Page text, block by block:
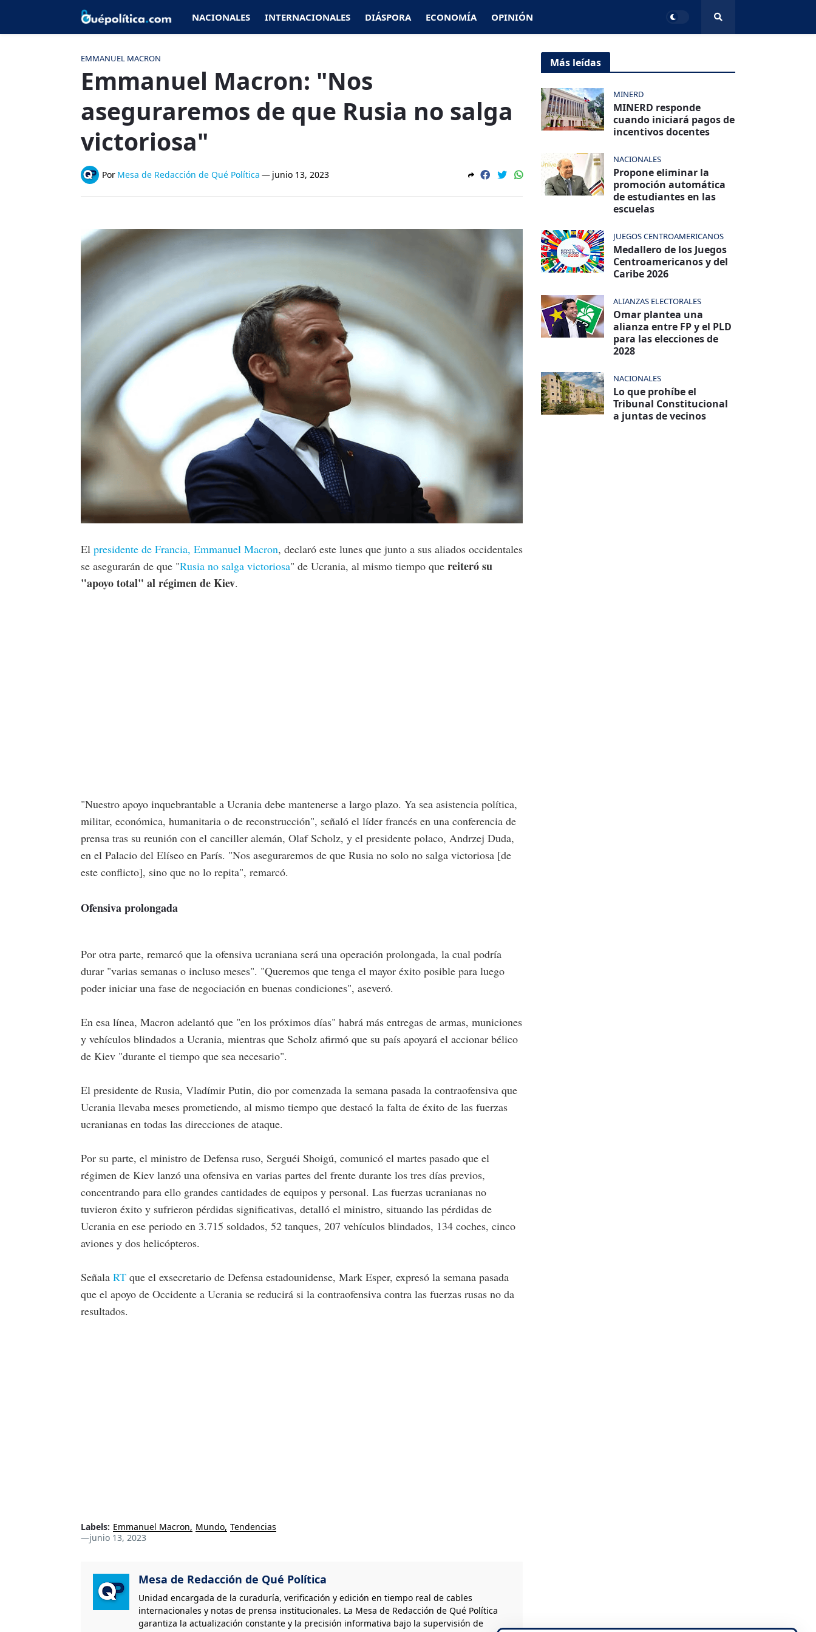
NACIONALES INTERNACIONALES DIÁSPORA ECONOMÍA OPINIÓN
EMMANUEL MACRON
Emmanuel Macron: "Nos
aseguraremos de que Rusia no salga
victoriosa"
Por Mesa de Redacción de Qué Política — junio 13, 2023
El presidente de Francia, Emmanuel Macron, declaró este lunes que junto a sus aliados occidentales
se asegurarán de que "Rusia no salga victoriosa" de Ucrania, al mismo tiempo que reiteró su
"apoyo total" al régimen de Kiev.
"Nuestro apoyo inquebrantable a Ucrania debe mantenerse a largo plazo. Ya sea asistencia política,
militar, económica, humanitaria o de reconstrucción", señaló el líder francés en una conferencia de
prensa tras su reunión con el canciller alemán, Olaf Scholz, y el presidente polaco, Andrzej Duda,
en el Palacio del Elíseo en París. "Nos aseguraremos de que Rusia no solo no salga victoriosa [de
este conflicto], sino que no lo repita", remarcó.
Ofensiva prolongada
Por otra parte, remarcó que la ofensiva ucraniana será una operación prolongada, la cual podría
durar "varias semanas o incluso meses". "Queremos que tenga el mayor éxito posible para luego
poder iniciar una fase de negociación en buenas condiciones", aseveró.
En esa línea, Macron adelantó que "en los próximos días" habrá más entregas de armas, municiones
y vehículos blindados a Ucrania, mientras que Scholz afirmó que su país apoyará el accionar bélico
de Kiev "durante el tiempo que sea necesario".
El presidente de Rusia, Vladímir Putin, dio por comenzada la semana pasada la contraofensiva que
Ucrania llevaba meses prometiendo, al mismo tiempo que destacó la falta de éxito de las fuerzas
ucranianas en todas las direcciones de ataque.
Por su parte, el ministro de Defensa ruso, Serguéi Shoigú, comunicó el martes pasado que el
régimen de Kiev lanzó una ofensiva en varias partes del frente durante los tres días previos,
concentrando para ello grandes cantidades de equipos y personal. Las fuerzas ucranianas no
tuvieron éxito y sufrieron pérdidas significativas, detalló el ministro, situando las pérdidas de
Ucrania en ese periodo en 3.715 soldados, 52 tanques, 207 vehículos blindados, 134 coches, cinco
aviones y dos helicópteros.
Señala RT que el exsecretario de Defensa estadounidense, Mark Esper, expresó la semana pasada
que el apoyo de Occidente a Ucrania se reducirá si la contraofensiva contra las fuerzas rusas no da
resultados.
Labels: Emmanuel Macron Mundo Tendencias
—junio 13, 2023
Mesa de Redacción de Qué Política
Unidad encargada de la curaduría, verificación y edición en tiempo real de cables
internacionales y notas de prensa institucionales. La Mesa de Redacción de Qué Política
garantiza la actualización constante y la precisión informativa bajo la supervisión de
Más leídas
MINERD
MINERD responde
cuando iniciará pagos de
incentivos docentes
NACIONALES
Propone eliminar la
promoción automática
de estudiantes en las
escuelas
JUEGOS CENTROAMERICANOS
Medallero de los Juegos
Centroamericanos y del
Caribe 2026
ALIANZAS ELECTORALES
Omar plantea una
alianza entre FP y el PLD
para las elecciones de
2028
NACIONALES
Lo que prohíbe el
Tribunal Constitucional
a juntas de vecinos